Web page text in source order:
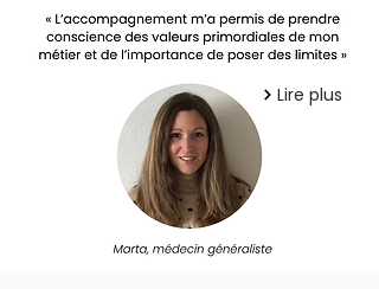
Lire plus